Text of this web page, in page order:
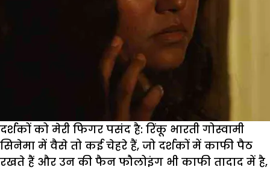
दर्शकों को मेरी फिगर पसंद है: रिंकू भारती गोस्वामी
सिनेमा में वैसे तो कई चेहरे हैं, जो दर्शकों में काफी पैठ
रखते हैं और उन की फैन फौलोइंग भी काफी तादाद में है,